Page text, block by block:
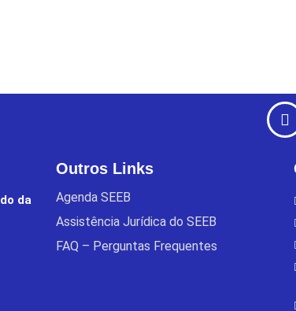
da
Outros Links
Agenda SEEB
Assistência Jurídica do SEEB
FAQ – Perguntas Frequentes